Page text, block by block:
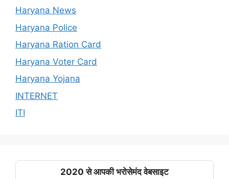
Haryana News
Haryana Police
Haryana Ration Card
Haryana Voter Card
Haryana Yojana
INTERNET
ITI
2020 से आपकी भरोसेमंद वेबसाइट